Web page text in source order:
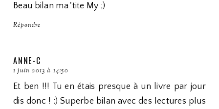
Beau bilan ma 'tite My ;)
Répondre
ANNE-C
1 juin 2013 à 14:50
Et ben !!! Tu en étais presque à un livre par jour
dis donc ! :) Superbe bilan avec des lectures plus